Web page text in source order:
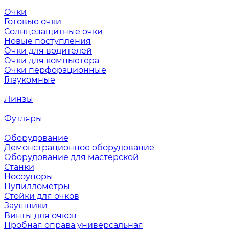
Очки
Готовые очки
Солнцезащитные очки
Новые поступления
Очки для водителей
Очки для компьютера
Очки перфорационные
Глаукомные
Линзы
Футляры
Оборудование
Демонстрационное оборудование
Оборудование для мастерской
Станки
Носоупоры
Пупиллометры
Стойки для очков
Заушники
Винты для очков
Пробная оправа универсальная